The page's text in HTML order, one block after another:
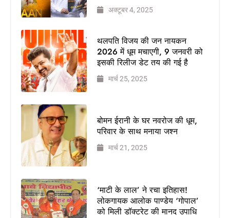
अक्टूबर 4, 2025
थलपति विजय की जन नायकन
2026 में धूम मचाएगी, 9 जनवरी को
इसकी रिलीज डेट तय की गई है
मार्च 25, 2025
बोमन ईरानी के घर नवरोज की धूम,
परिवार के साथ मनाया जश्न
मार्च 21, 2025
‘माटी के लाल’ ने रचा इतिहास!
लोकगायक आलोक पाण्डेय ‘गोपाल’
को मिली डॉक्टरेट की मानद उपाधि